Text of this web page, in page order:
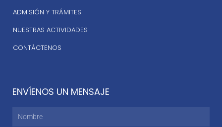
ADMISIÓN Y TRÁMITES
NUESTRAS ACTIVIDADES
CONTÁCTENOS
ENVÍENOS UN MENSAJE
Nombre